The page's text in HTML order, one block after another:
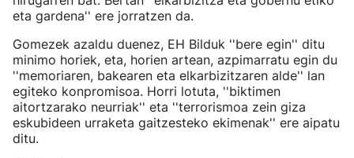
eta gardena'' ere jorratzen da.
Gomezek azaldu duenez, EH Bilduk ''bere egin'' ditu
minimo horiek, eta, horien artean, azpimarratu egin du
''memoriaren, bakearen eta elkarbizitzaren alde'' lan
egiteko konpromisoa. Horri lotuta, ''biktimen
aitortzarako neurriak'' eta ''terrorismoa zein giza
eskubideen urraketa gaitzesteko ekimenak'' ere aipatu
ditu.